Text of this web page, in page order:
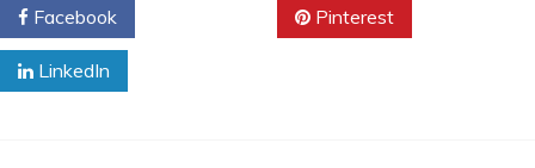
Facebook Pinterest
LinkedIn